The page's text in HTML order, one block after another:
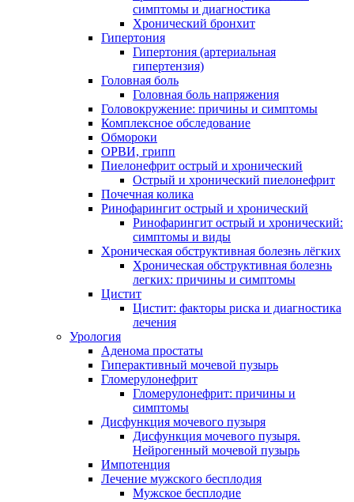
симптомы и диагностика
Хронический бронхит
Гипертония
Гипертония (артериальная
гипертензия)
Головная боль
Головная боль напряжения
Головокружение: причины и симптомы
Комплексное обследование
Обмороки
ОРВИ, грипп
Пиелонефрит острый и хронический
Острый и хронический пиелонефрит
Почечная колика
Ринофарингит острый и хронический
Ринофарингит острый и хронический:
симптомы и виды
Хроническая обструктивная болезнь лёгких
Хроническая обструктивная болезнь
легких: причины и симптомы
Цистит
Цистит: факторы риска и диагностика
лечения
Урология
Аденома простаты
Гиперактивный мочевой пузырь
Гломерулонефрит
Гломерулонефрит: причины и
симптомы
Дисфункция мочевого пузыря
Дисфункция мочевого пузыря.
Нейрогенный мочевой пузырь
Импотенция
Лечение мужского бесплодия
Мужское бесплодие